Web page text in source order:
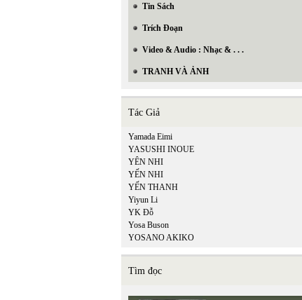
Tin Sách
Trích Đoạn
Video & Audio : Nhạc & . . .
TRANH VÀ ẢNH
Tác Giả
Yamada Eimi
YASUSHI INOUE
YÊN NHI
YẾN NHI
YẾN THANH
Yiyun Li
YK Đỗ
Yosa Buson
YOSANO AKIKO
Tìm đọc